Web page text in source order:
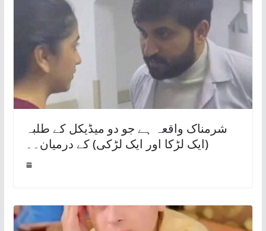
شرمناک واقعہ ہے جو دو میڈیکل کے طلبہ
(ایک لڑکا اور ایک لڑکی) کے درمیان۔۔